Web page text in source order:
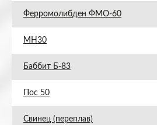
Ферромолибден ФМО-60
МН30
Баббит Б-83
Пос 50
Свинец (переплав)